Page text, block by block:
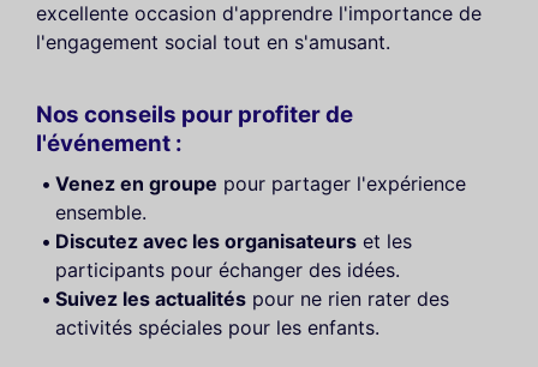
excellente occasion d'apprendre l'importance de
l'engagement social tout en s'amusant.
Nos conseils pour profiter de
l'événement :
Venez en groupe pour partager l'expérience
ensemble.
Discutez avec les organisateurs et les
participants pour échanger des idées.
Suivez les actualités pour ne rien rater des
activités spéciales pour les enfants.